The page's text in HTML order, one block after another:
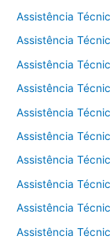
Assistência
Assistência
Assistência
Assistência
Assistência
Assistência
Assistência
Assistência
Assistência
Assistência